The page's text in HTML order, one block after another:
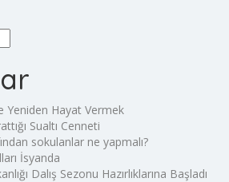
Yeniden Hayat Vermek​
Sualtı Cenneti
sokulanlar ne yapmalı?
İsyanda
Dalış Sezonu Hazırlıklarına Başladı